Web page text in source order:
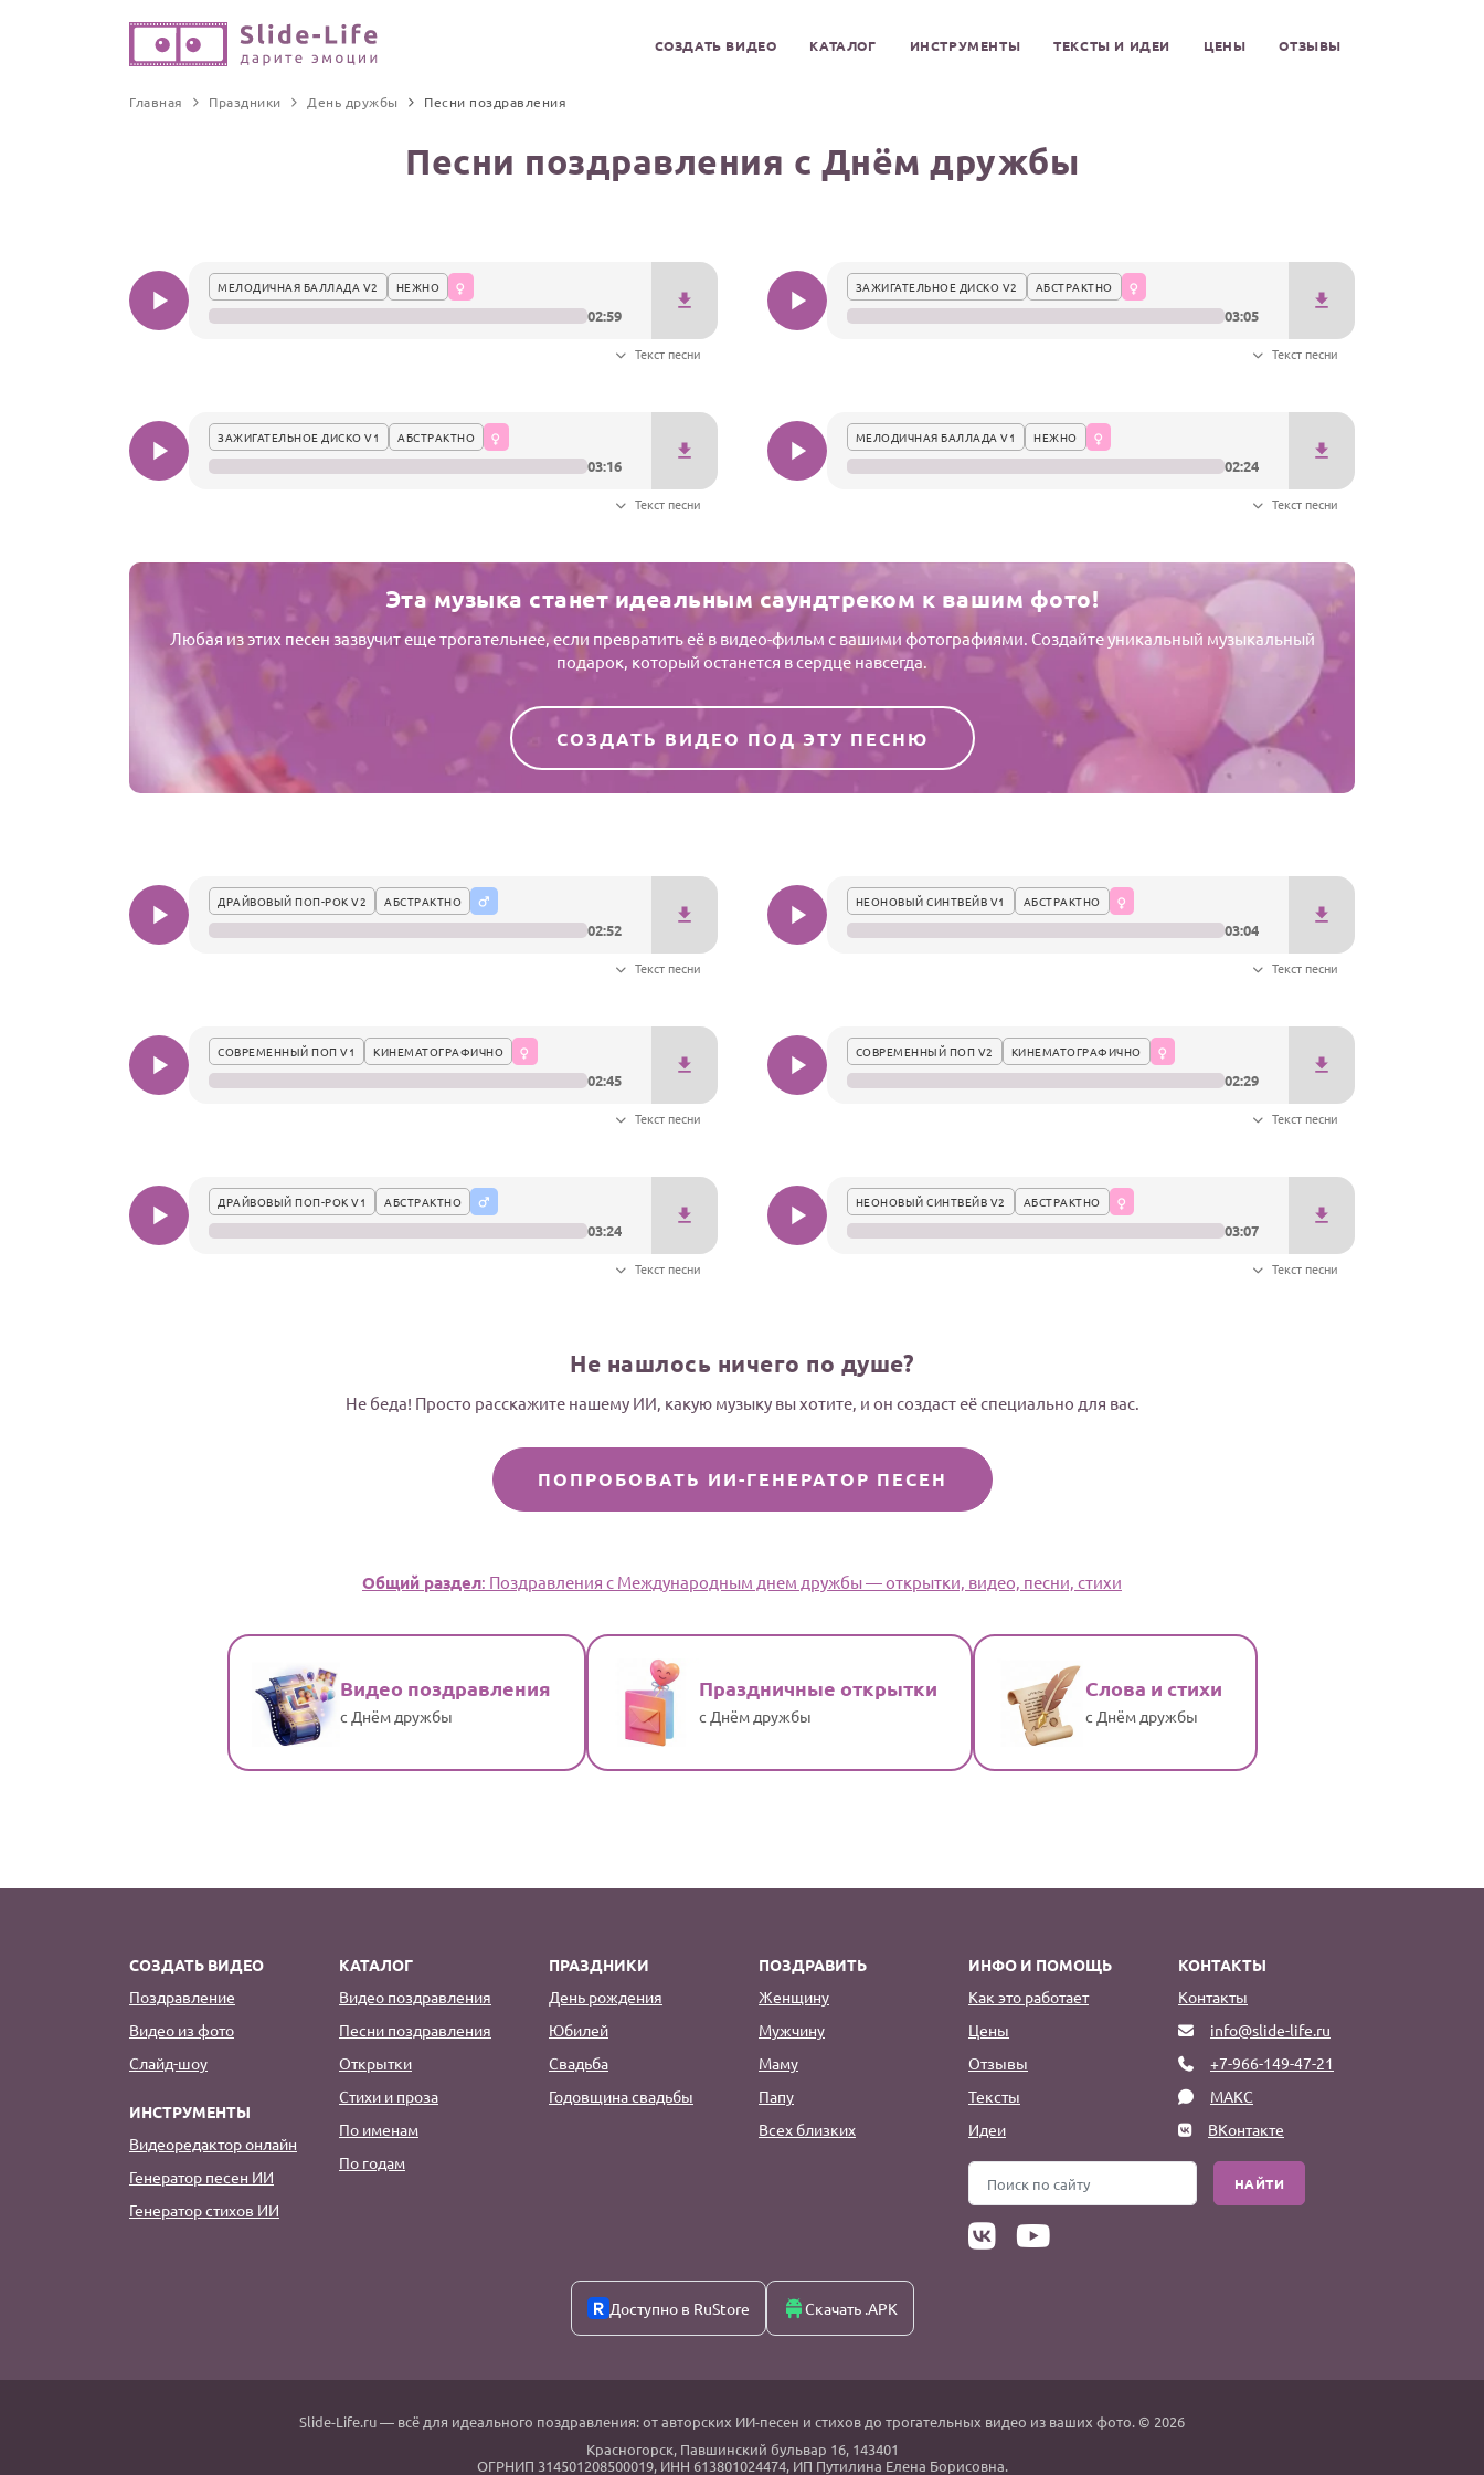
СОЗДАТЬ ВИДЕО КАТАЛОГ ИНСТРУМЕНТЫ ТЕКСТЫ И ИДЕИ ЦЕНЫ ОТЗЫВЫ
Главная Праздники День дружбы Песни поздравления
Песни поздравления с Днём дружбы
МЕЛОДИЧНАЯ БАЛЛАДА V2 НЕЖНО
02:59
Текст песни
ЗАЖИГАТЕЛЬНОЕ ДИСКО V2 АБСТРАКТНО
03:05
Текст песни
ЗАЖИГАТЕЛЬНОЕ ДИСКО V1 АБСТРАКТНО
03:16
Текст песни
МЕЛОДИЧНАЯ БАЛЛАДА V1 НЕЖНО
02:24
Текст песни
Эта музыка станет идеальным саундтреком к вашим фото!
Любая из этих песен зазвучит еще трогательнее, если превратить её в видео-фильм с вашими фотографиями. Создайте уникальный музыкальный
подарок, который останется в сердце навсегда.
СОЗДАТЬ ВИДЕО ПОД ЭТУ ПЕСНЮ
ДРАЙВОВЫЙ ПОП-РОК V2 АБСТРАКТНО
02:52
Текст песни
НЕОНОВЫЙ СИНТВЕЙВ V1 АБСТРАКТНО
03:04
Текст песни
СОВРЕМЕННЫЙ ПОП V1 КИНЕМАТОГРАФИЧНО
02:45
Текст песни
СОВРЕМЕННЫЙ ПОП V2 КИНЕМАТОГРАФИЧНО
02:29
Текст песни
ДРАЙВОВЫЙ ПОП-РОК V1 АБСТРАКТНО
03:24
Текст песни
НЕОНОВЫЙ СИНТВЕЙВ V2 АБСТРАКТНО
03:07
Текст песни
Не нашлось ничего по душе?
Не беда! Просто расскажите нашему ИИ, какую музыку вы хотите, и он создаст её специально для вас.
ПОПРОБОВАТЬ ИИ-ГЕНЕРАТОР ПЕСЕН
Общий раздел: Поздравления с Международным днем дружбы — открытки, видео, песни, стихи
Видео поздравления
с Днём дружбы
Праздничные открытки
с Днём дружбы
Слова и стихи
с Днём дружбы
СОЗДАТЬ ВИДЕО
Поздравление
Видео из фото
Слайд-шоу
ИНСТРУМЕНТЫ
Видеоредактор онлайн
Генератор песен ИИ
Генератор стихов ИИ
КАТАЛОГ
Видео поздравления
Песни поздравления
Открытки
Стихи и проза
По именам
По годам
ПРАЗДНИКИ
День рождения
Юбилей
Свадьба
Годовщина свадьбы
ПОЗДРАВИТЬ
Женщину
Мужчину
Маму
Папу
Всех близких
ИНФО И ПОМОЩЬ
Как это работает
Цены
Отзывы
Тексты
Идеи
КОНТАКТЫ
Контакты
info@slide-life.ru
+7-966-149-47-21
МАКС
ВКонтакте
НАЙТИ
Доступно в RuStore Скачать .APK
Slide-Life.ru— всё для идеального поздравления: от авторских ИИ-песен и стихов до трогательных видео из ваших фото. © 2026
Красногорск, Павшинский бульвар 16, 143401
ОГРНИП 314501208500019, ИНН 613801024474, ИП Путилина Елена Борисовна.